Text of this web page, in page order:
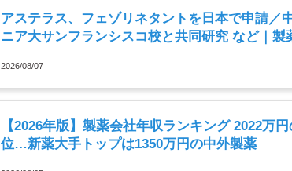
アステラス、フェゾリネタントを日本で申請／
ニア大サンフランシスコ校と共同研究 など｜製
2026/08/07
【2026年版】製薬会社年収ランキング 2022万
位…新薬大手トップは1350万円の中外製薬